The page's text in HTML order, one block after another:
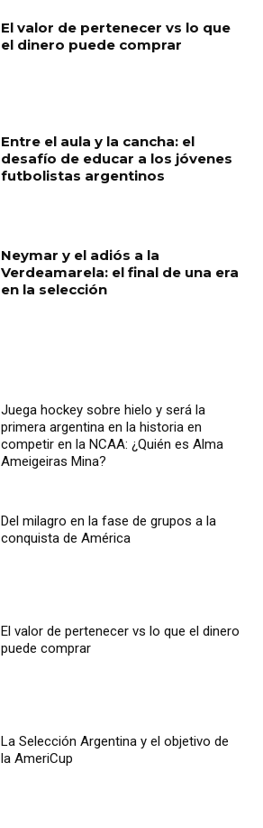
El valor de pertenecer vs lo que
el dinero puede comprar
Entre el aula y la cancha: el
desafío de educar a los jóvenes
futbolistas argentinos
Neymar y el adiós a la
Verdeamarela: el final de una era
en la selección
Juega hockey sobre hielo y será la
primera argentina en la historia en
competir en la NCAA: ¿Quién es Alma
Ameigeiras Mina?
Del milagro en la fase de grupos a la
conquista de América
El valor de pertenecer vs lo que el dinero
puede comprar
La Selección Argentina y el objetivo de
la AmeriCup